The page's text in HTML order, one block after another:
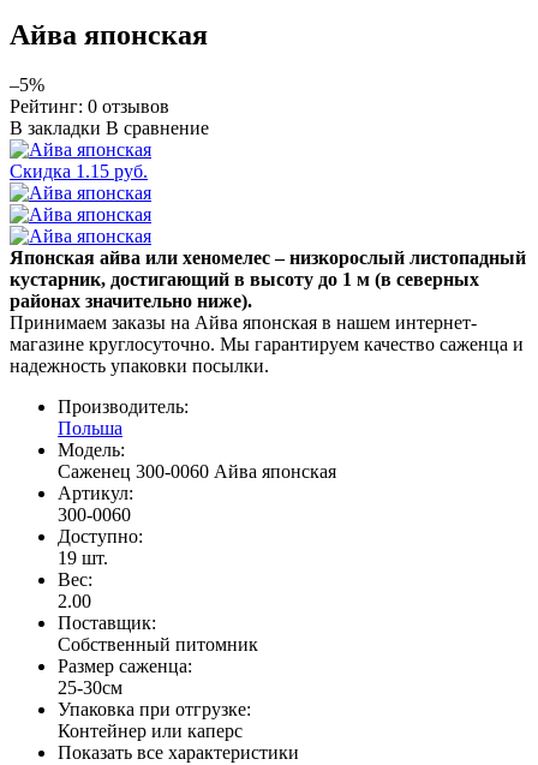
Айва японская
–5%
Рейтинг: 0 отзывов
В закладки В сравнение
Скидка 1.15 руб.
Японская айва или хеномелес – низкорослый листопадный
кустарник, достигающий в высоту до 1 м (в северных
районах значительно ниже).
Принимаем заказы на Айва японская в нашем интернет-
магазине круглосуточно. Мы гарантируем качество саженца и
надежность упаковки посылки.
Производитель:
Польша
Модель:
Саженец 300-0060 Айва японская
Артикул:
300-0060
Доступно:
19 шт.
Вес:
2.00
Поставщик:
Собственный питомник
Размер саженца:
25-30см
Упаковка при отгрузке:
Контейнер или каперс
Показать все характеристики